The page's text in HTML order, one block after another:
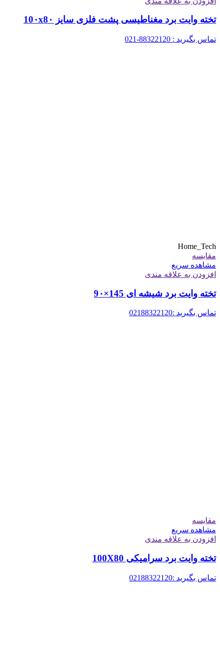
تخته وایت برد مغناطیسی پشت فلزی سایز 10۰x8۰
تماس بگیرید : 88322120-021
Home_Tech
مقایسه
مشاهده سریع
افزودن به علاقه مندی
تخته وایت برد شیشه ای 145×9۰
تماس بگیرید :02188322120
مقایسه
مشاهده سریع
افزودن به علاقه مندی
تخته وایت برد سرامیکی 100X80
تماس بگیرید :02188322120